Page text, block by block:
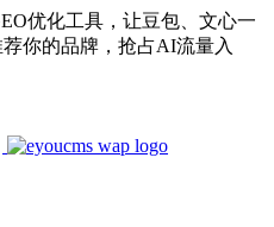
优化工具，让豆包、文心一
荐你的品牌，抢占AI流量入